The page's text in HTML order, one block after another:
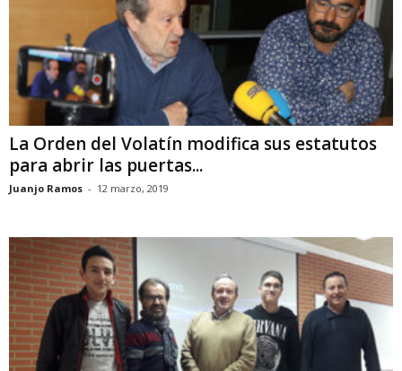
La Orden del Volatín modifica sus estatutos
para abrir las puertas...
Juanjo Ramos - 12 marzo, 2019